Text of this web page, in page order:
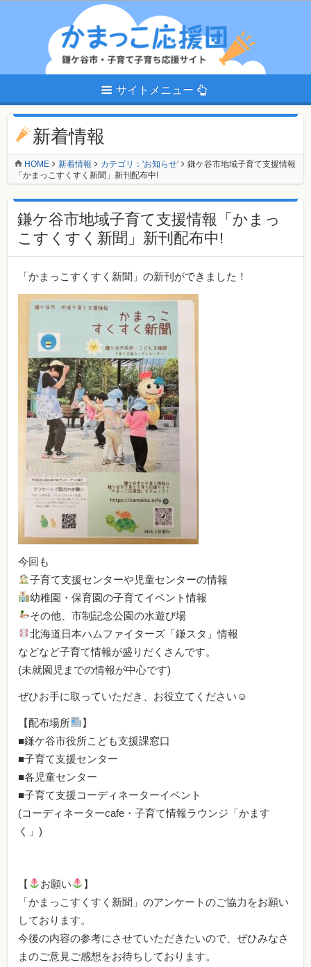
サイトメニュー
新着情報
HOME 新着情報 カテゴリ：'お知らせ'
鎌ケ谷市地域子育て支援情報
「かまっこすくすく新聞」新刊配布中!
鎌ケ谷市地域子育て支援情報「かまっ
こすくすく新聞」新刊配布中!
「かまっこすくすく新聞」の新刊ができました！
今回も
子育て支援センターや児童センターの情報
幼稚園・保育園の子育てイベント情報
その他、市制記念公園の水遊び場
北海道日本ハムファイターズ「鎌スタ」情報
などなど子育て情報が盛りだくさんです。
(未就園児までの情報が中心です)
ぜひお手に取っていただき、お役立てください☺
【配布場所
】
■鎌ケ谷市役所こども支援課窓口
■子育て支援センター
■各児童センター
■子育て支援コーディネーターイベント
(コーディネーターcafe・子育て情報ラウンジ「かます
く」)
【 お願い
】
「かまっこすくすく新聞」のアンケートのご協力をお願い
しております。
今後の内容の参考にさせていただきたいので、ぜひみなさ
まのご意見ご感想をお待ちしております。